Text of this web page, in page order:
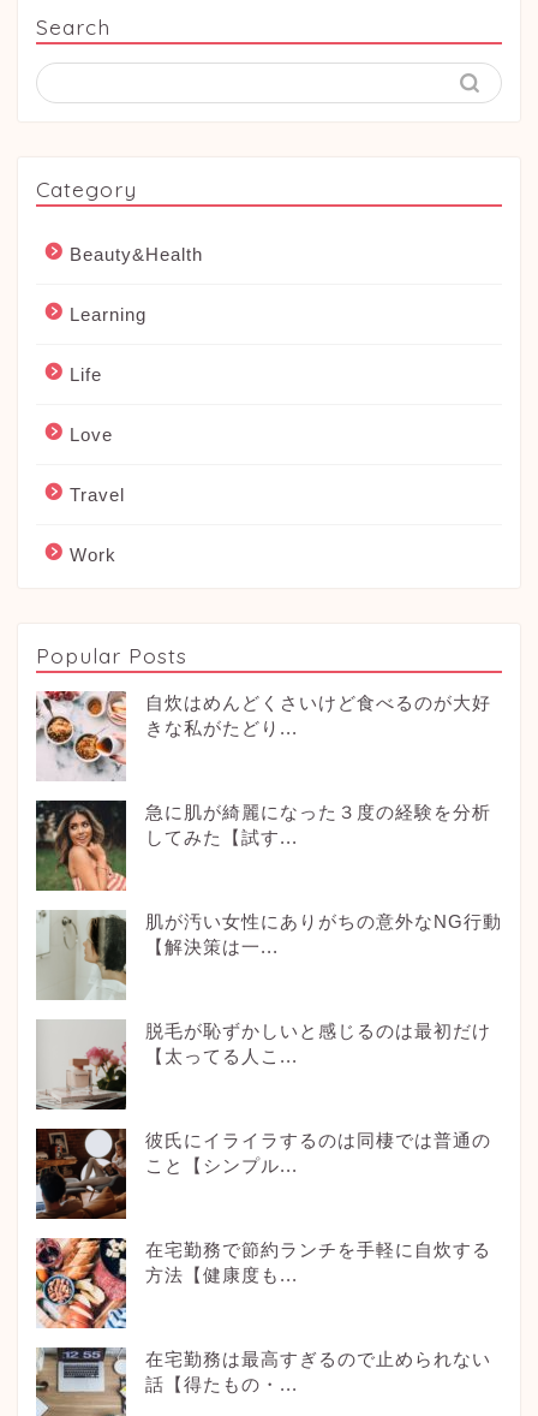
Search
Category
Beauty&Health
Learning
Life
Love
Travel
Work
Popular Posts
自炊はめんどくさいけど食べるのが大好
きな私がたどり...
急に肌が綺麗になった３度の経験を分析
してみた【試す...
肌が汚い女性にありがちの意外なNG行動
【解決策は一...
脱毛が恥ずかしいと感じるのは最初だけ
【太ってる人こ...
彼氏にイライラするのは同棲では普通の
こと【シンプル...
在宅勤務で節約ランチを手軽に自炊する
方法【健康度も...
在宅勤務は最高すぎるので止められない
話【得たもの・...